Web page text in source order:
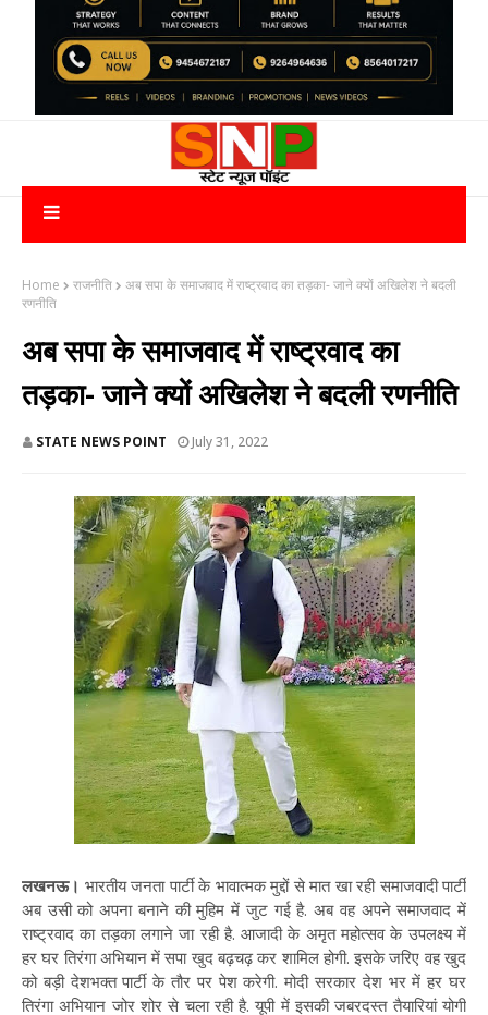
Home राजनीति
अब सपा के समाजवाद में राष्ट्रवाद का तड़का- जाने क्यों अखिलेश ने बदली
रणनीति
अब सपा के समाजवाद में राष्ट्रवाद का
तड़का- जाने क्यों अखिलेश ने बदली रणनीति
STATE NEWS POINT July 31, 2022
लखनऊ। भारतीय जनता पार्टी के भावात्मक मुद्दों से मात खा रही समाजवादी पार्टी
अब उसी को अपना बनाने की मुहिम में जुट गई है. अब वह अपने समाजवाद में
राष्ट्रवाद का तड़का लगाने जा रही है. आजादी के अमृत महोत्सव के उपलक्ष्य में
हर घर तिरंगा अभियान में सपा खुद बढ़चढ़ कर शामिल होगी. इसके जरिए वह खुद
को बड़ी देशभक्त पार्टी के तौर पर पेश करेगी. मोदी सरकार देश भर में हर घर
तिरंगा अभियान जोर शोर से चला रही है. यूपी में इसकी जबरदस्त तैयारियां योगी